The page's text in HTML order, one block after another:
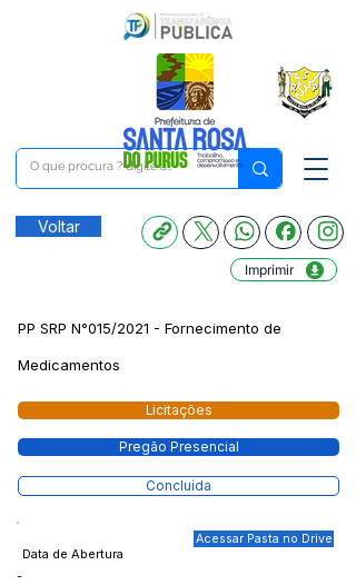
Voltar
Imprimir
PP SRP N°015/2021 - Fornecimento de
Medicamentos
Licitações
Pregão Presencial
Concluída
Data de Abertura
Acessar Pasta no Drive
-